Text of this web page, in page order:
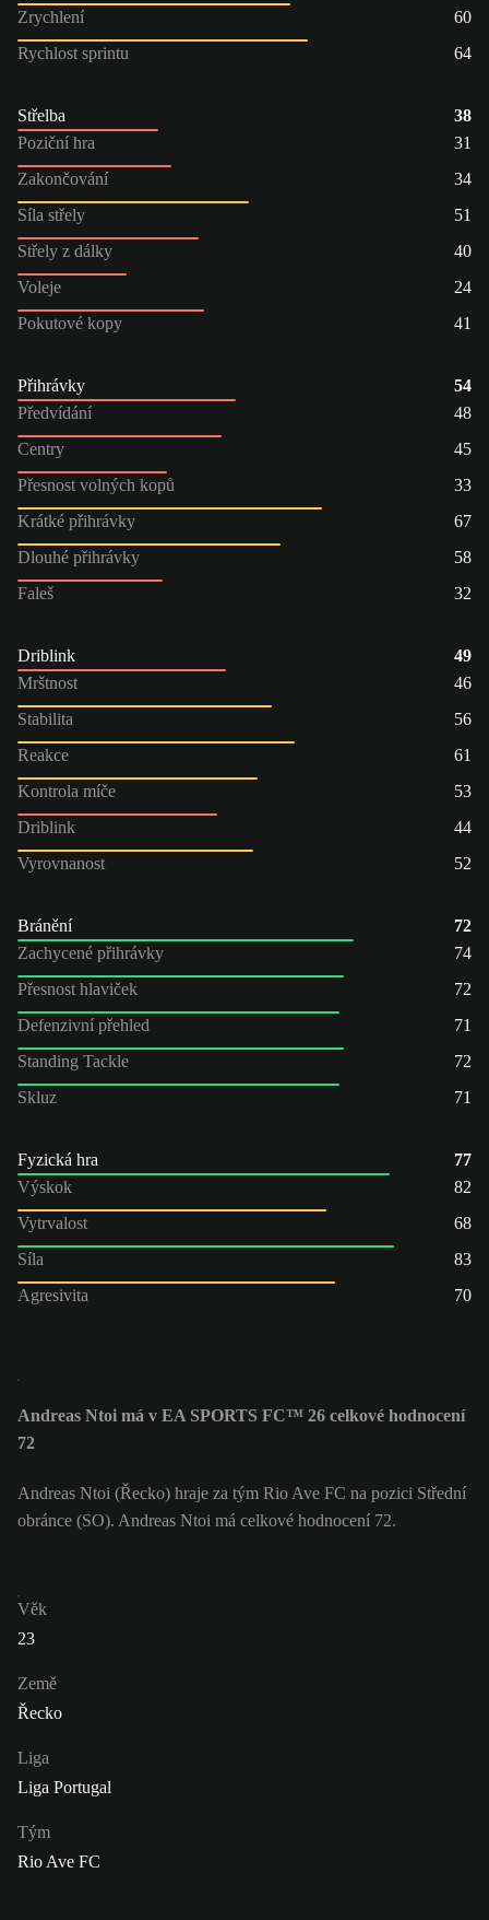
Zrychlení
60
Rychlost sprintu
64
Střelba
38
Poziční hra
31
Zakončování
34
Síla střely
51
Střely z dálky
40
Voleje
24
Pokutové kopy
41
Přihrávky
54
Předvídání
48
Centry
45
Přesnost volných kopů
33
Krátké přihrávky
67
Dlouhé přihrávky
58
Faleš
32
Driblink
49
Mrštnost
46
Stabilita
56
Reakce
61
Kontrola míče
53
Driblink
44
Vyrovnanost
52
Bránění
72
Zachycené přihrávky
74
Přesnost hlaviček
72
Defenzivní přehled
71
Standing Tackle
72
Skluz
71
Fyzická hra
77
Výskok
82
Vytrvalost
68
Síla
83
Agresivita
70
Andreas Ntoi má v EA SPORTS FC™ 26 celkové hodnocení
72
Andreas Ntoi (Řecko) hraje za tým Rio Ave FC na pozici Střední
obránce (SO). Andreas Ntoi má celkové hodnocení 72.
Věk
23
Země
Řecko
Liga
Liga Portugal
Tým
Rio Ave FC